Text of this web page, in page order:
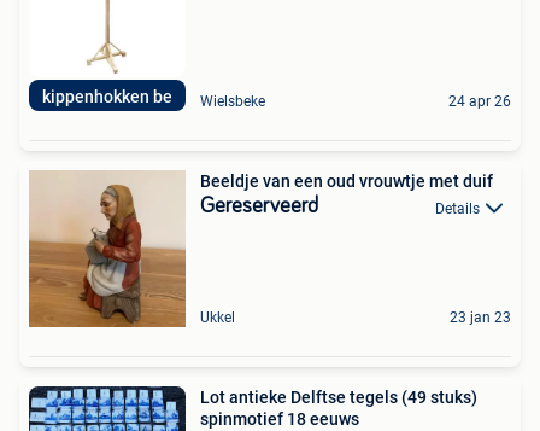
kippenhokken be Wielsbeke 24 apr 26
Beeldje van een oud vrouwtje met duif
Gereserveerd Details
Ukkel 23 jan 23
Lot antieke Delftse tegels (49 stuks)
spinmotief 18 eeuws